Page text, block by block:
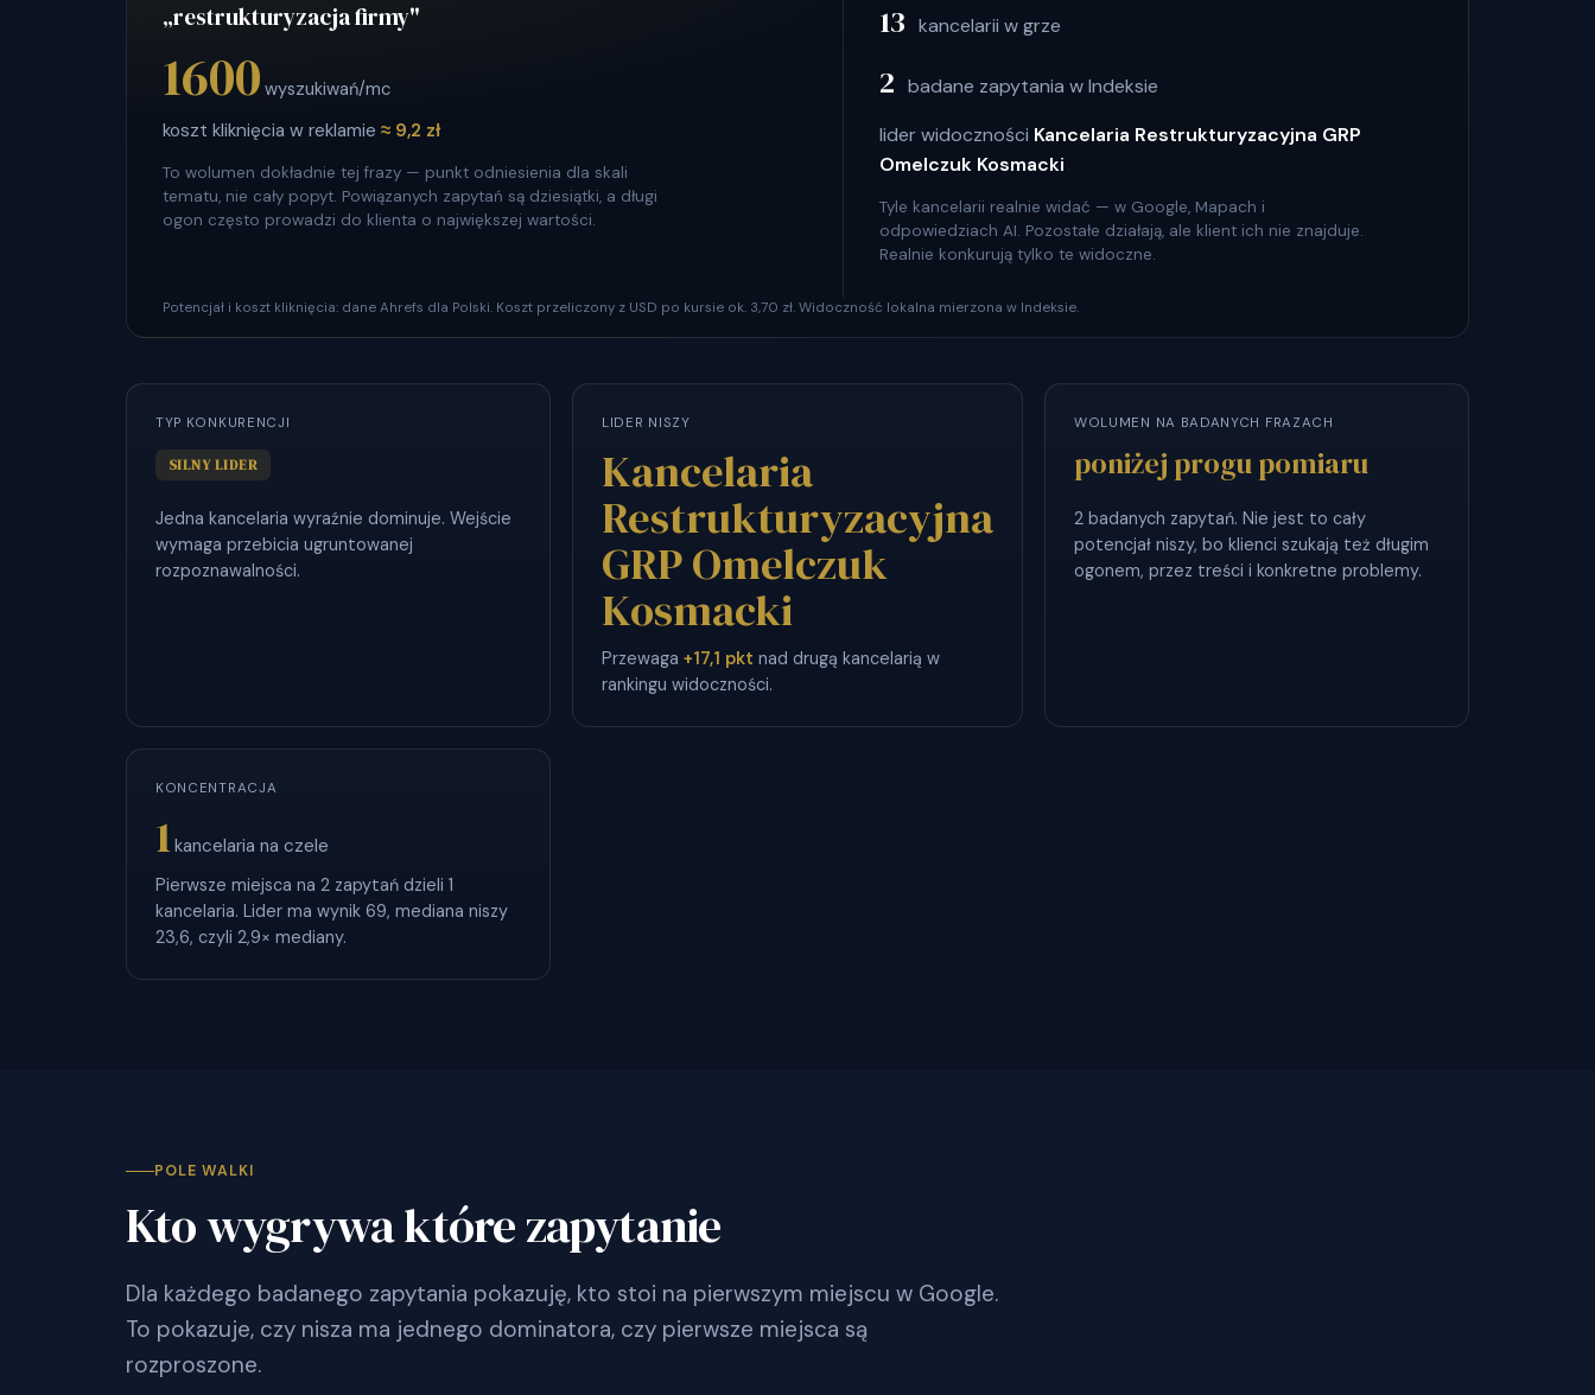
„restrukturyzacja firmy"
1600 wyszukiwań/mc
koszt kliknięcia w reklamie ≈ 9,2 zł
To wolumen dokładnie tej frazy — punkt odniesienia dla skali
tematu, nie cały popyt. Powiązanych zapytań są dziesiątki, a długi
ogon często prowadzi do klienta o największej wartości.
13 kancelarii w grze
2 badane zapytania w Indeksie
lider widoczności Kancelaria Restrukturyzacyjna GRP
Omelczuk Kosmacki
Tyle kancelarii realnie widać — w Google, Mapach i
odpowiedziach AI. Pozostałe działają, ale klient ich nie znajduje.
Realnie konkurują tylko te widoczne.
Potencjał i koszt kliknięcia: dane Ahrefs dla Polski. Koszt przeliczony z USD po kursie ok. 3,70 zł. Widoczność lokalna mierzona w Indeksie.
TYP KONKURENCJI
SILNY LIDER
Jedna kancelaria wyraźnie dominuje. Wejście
wymaga przebicia ugruntowanej
rozpoznawalności.
LIDER NISZY
Kancelaria
Restrukturyzacyjna
GRP Omelczuk
Kosmacki
Przewaga +17,1 pkt nad drugą kancelarią w
rankingu widoczności.
WOLUMEN NA BADANYCH FRAZACH
poniżej progu pomiaru
2 badanych zapytań. Nie jest to cały
potencjał niszy, bo klienci szukają też długim
ogonem, przez treści i konkretne problemy.
KONCENTRACJA
1kancelaria na czele
Pierwsze miejsca na 2 zapytań dzieli 1
kancelaria. Lider ma wynik 69, mediana niszy
23,6, czyli 2,9× mediany.
POLE WALKI
Kto wygrywa które zapytanie
Dla każdego badanego zapytania pokazuję, kto stoi na pierwszym miejscu w Google.
To pokazuje, czy nisza ma jednego dominatora, czy pierwsze miejsca są
rozproszone.